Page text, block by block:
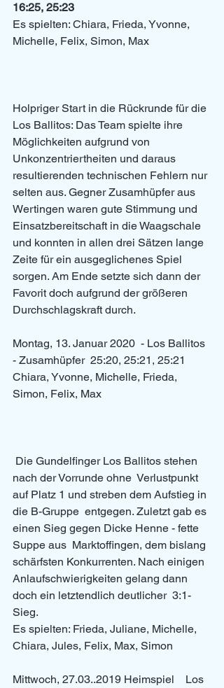
16:25, 25:23
Es spielten: Chiara, Frieda, Yvonne,
Michelle, Felix, Simon, Max
Holpriger Start in die Rückrunde für die
Los Ballitos: Das Team spielte ihre
Möglichkeiten aufgrund von
Unkonzentriertheiten und daraus
resultierenden technischen Fehlern nur
selten aus. Gegner Zusamhüpfer aus
Wertingen waren gute Stimmung und
Einsatzbereitschaft in die Waagschale
und konnten in allen drei Sätzen lange
Zeite für ein ausgeglichenes Spiel
sorgen. Am Ende setzte sich dann der
Favorit doch aufgrund der größeren
Durchschlagskraft durch.
Montag, 13. Januar 2020  - Los Ballitos
- Zusamhüpfer  25:20, 25:21, 25:21
Chiara, Yvonne, Michelle, Frieda,
Simon, Felix, Max
nach der Vorrunde ohne  Verlustpunkt
auf Platz 1 und streben dem Aufstieg in
die B-Gruppe  entgegen. Zuletzt gab es
einen Sieg gegen Dicke Henne - fette
Suppe aus  Marktoffingen, dem bislang
schärfsten Konkurrenten. Nach einigen
Anlaufschwierigkeiten gelang dann
doch ein letztendlich deutlicher  3:1-
Sieg.
Es spielten: Frieda, Juliane, Michelle,
Chiara, Jules, Felix, Max, Simon
Mittwoch, 27.03..2019 Heimspiel    Los